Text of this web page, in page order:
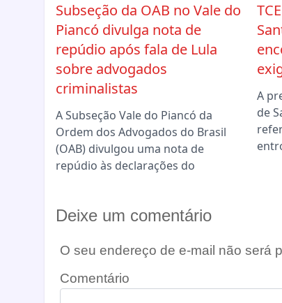
Subseção da OAB no Vale do
Piancó divulga nota de
repúdio após fala de Lula
sobre advogados
criminalistas
A Subseção Vale do Piancó da
Ordem dos Advogados do Brasil
(OAB) divulgou uma nota de
repúdio às declarações do
A
de
Deixe um comentário
O seu endereço de e-mail não será
Comentário